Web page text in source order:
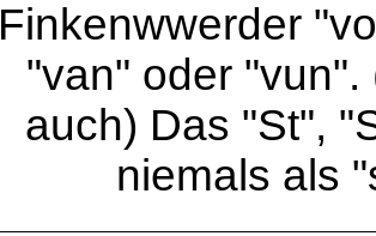
Finkenwwerder
"van" oder "vun".
auch) Das "St",
niemals als